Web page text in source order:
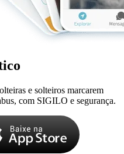
e solteiros marcarem
com SIGILO e segurança.